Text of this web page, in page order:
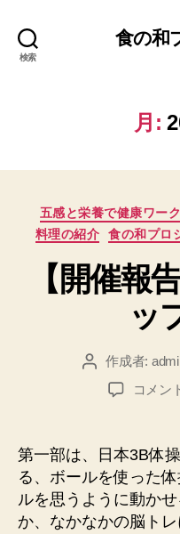
検索
食の和
月:
五感と栄養で健康ワー
料理の紹介
食の和プロ
【開催報
ッ
投 作成者:
【開
告】
ー
ク
シ
コメン
第一部は、日本3B体
る、ボールを使った
ルを思うように動か
か、なかなかの脳トレ